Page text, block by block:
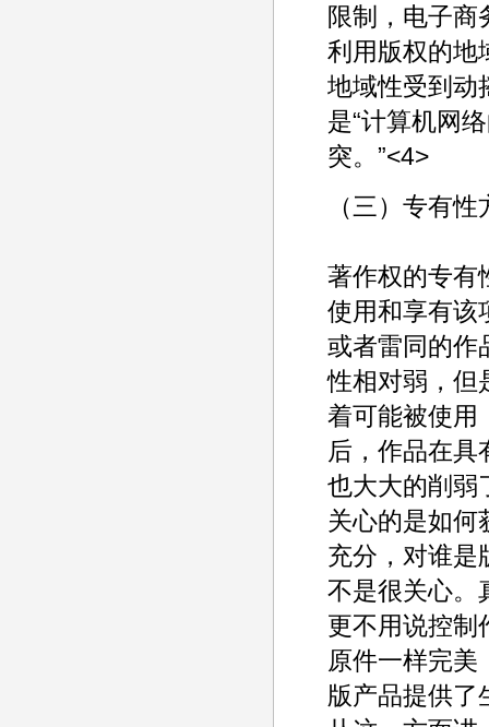
限制，电子商
利用版权的地
地域性受到动
是“计算机网
突。”<4>
（三）专有性
著作权的专有
使用和享有该
或者雷同的作
性相对弱，但
着可能被使用
后，作品在具
也大大的削弱
关心的是如何
充分，对谁是
不是很关心。
更不用说控制
原件一样完美
版产品提供了